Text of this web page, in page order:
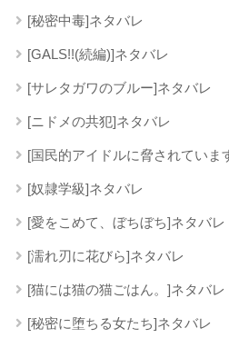
[秘密中毒]ネタバレ
[GALS!!(続編)]ネタバレ
[サレタガワのブルー]ネタバレ
[ニドメの共犯]ネタバレ
[国民的アイドルに脅されていま
[奴隷学級]ネタバレ
[愛をこめて、ぼちぼち]ネタバレ
[濡れ刃に花びら]ネタバレ
[猫には猫の猫ごはん。]ネタバレ
[秘密に堕ちる女たち]ネタバレ